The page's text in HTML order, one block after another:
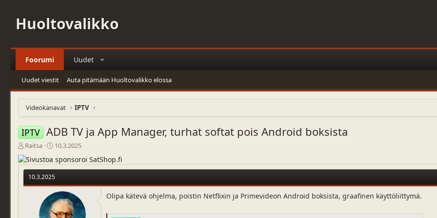
Huoltovalikko
Foorumi Uudet
Uudet viestit Auta pitämään Huoltovalikko elossa
Videokanavat IPTV
IPTV ADB TV ja App Manager, turhat softat pois Android boksista
V
i
e
s
i
Raitsa
A
o
i
t
u
s
p
ä
10.3.2025
10.3.2025
Olipa kätevä ohjelma, poistin Netflixin ja Primevideon Android boksista, graafinen käyttöliittymä.